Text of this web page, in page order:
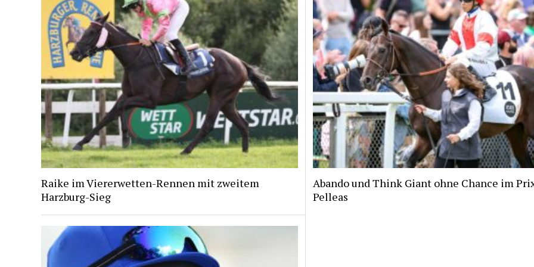
Raike im Viererwetten-Rennen mit zweitem
Harzburg-Sieg
Abando und Think Giant ohne Chance im
Pelleas